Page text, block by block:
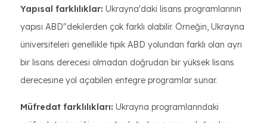
Yapısal farklılıklar: Ukrayna'daki lisans programlarının
yapısı ABD"dekilerden çok farklı olabilir. Örneğin, Ukrayna
üniversiteleri genellikle tipik ABD yolundan farklı olan ayrı
bir lisans derecesi olmadan doğrudan bir yüksek lisans
derecesine yol açabilen entegre programlar sunar.
Müfredat farklılıkları: Ukrayna programlarındaki